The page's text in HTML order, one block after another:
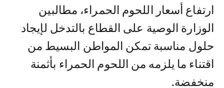
ارتفاع أسعار اللحوم الحمراء، مطالبين
الوزارة الوصية على القطاع بالتدخل لإيجاد
حلول مناسبة تمكن المواطن البسيط من
اقتناء ما يلزمه من اللحوم الحمراء بأثمنة
منخفضة.